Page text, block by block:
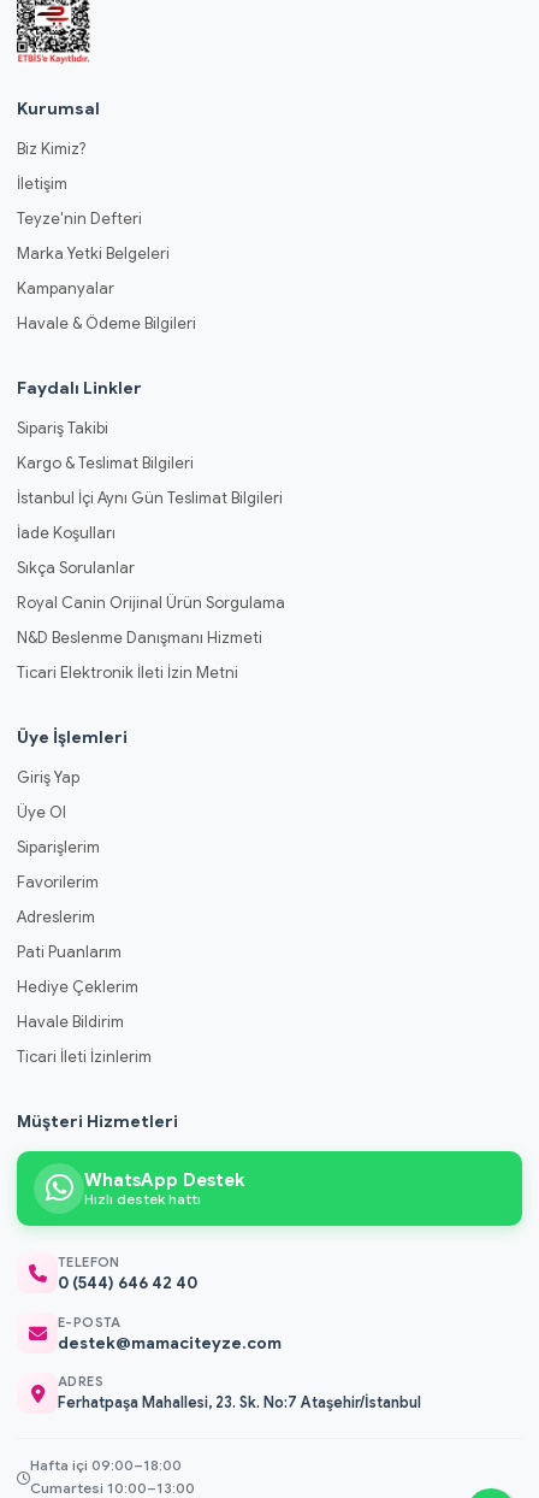
Kurumsal
Biz Kimiz?
İletişim
Teyze'nin Defteri
Marka Yetki Belgeleri
Kampanyalar
Havale & Ödeme Bilgileri
Faydalı Linkler
Sipariş Takibi
Kargo & Teslimat Bilgileri
İstanbul İçi Aynı Gün Teslimat Bilgileri
İade Koşulları
Sıkça Sorulanlar
Royal Canin Orijinal Ürün Sorgulama
N&D Beslenme Danışmanı Hizmeti
Ticari Elektronik İleti İzin Metni
Üye İşlemleri
Giriş Yap
Üye Ol
Siparişlerim
Favorilerim
Adreslerim
Pati Puanlarım
Hediye Çeklerim
Havale Bildirim
Ticari İleti İzinlerim
Müşteri Hizmetleri
WhatsApp Destek
Hızlı destek hattı
TELEFON
0 (544) 646 42 40
E-POSTA
destek@mamaciteyze.com
ADRES
Ferhatpaşa Mahallesi, 23. Sk. No:7 Ataşehir/İstanbul
Hafta içi 09:00–18:00
Cumartesi 10:00–13:00